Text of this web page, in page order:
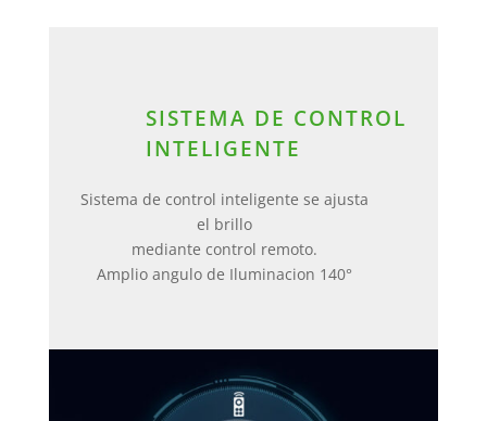
SISTEMA DE CONTROL
INTELIGENTE
Sistema de control inteligente se ajusta
el brillo
mediante control remoto.
Amplio angulo de Iluminacion 140°